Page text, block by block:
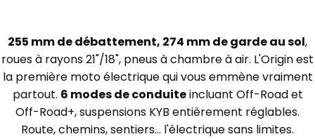
255 mm de débattement, 274 mm de garde au sol,
roues à rayons 21"/18", pneus à chambre à air. L'Origin est
la première moto électrique qui vous emmène vraiment
partout. 6 modes de conduiteincluant Off-Road et
Off-Road+, suspensions KYB entièrement réglables.
Route, chemins, sentiers... l'électrique sans limites.